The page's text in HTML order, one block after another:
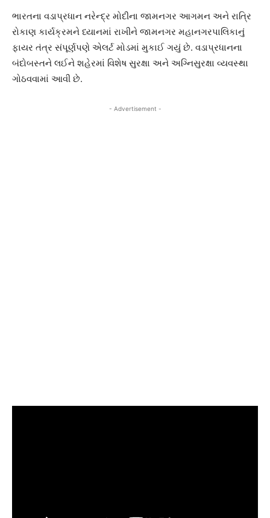
ભારતના વડાપ્રધાન નરેન્દ્ર મોદીના જામનગર આગમન અને રાત્રિ
રોકાણ કાર્યક્રમને ધ્યાનમાં રાખીને જામનગર મહાનગરપાલિકાનું
ફાયર તંત્ર સંપૂર્ણપણે એલર્ટ મોડમાં મુકાઈ ગયું છે. વડાપ્રધાનના
બંદોબસ્તને લઈને શહેરમાં વિશેષ સુરક્ષા અને અગ્નિસુરક્ષા વ્યવસ્થા
ગોઠવવામાં આવી છે.
- Advertisement -